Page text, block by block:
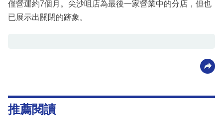
僅營運約7個月。尖沙咀店為最後一家營業中的分店，但也
已展示出關閉的跡象。
推薦閱讀